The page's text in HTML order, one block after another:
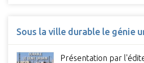
Sous la ville durable le génie
Présentation par